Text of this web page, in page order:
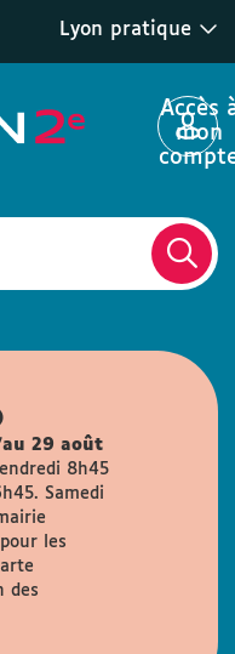
Lyon pratique
Accès
mon
29 août
8h45
Samedi
les
des